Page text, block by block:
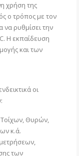
χρήση της
ο τρόπος με τον
να ρυθμίσει την
Η εκπαίδευση
και των
οι
Θυρών,
κ.ά.
των